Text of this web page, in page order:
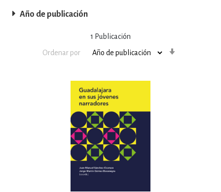
1 Publicación
Ordenar por
Año de publicación